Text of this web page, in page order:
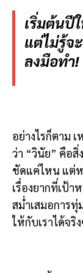
เริ่มต้นปี
แต่ไม่รู้จ
ลงมือทำ!
อย่างไรก็ตาม
ว่า “วินัย” คือ
ชัดแค่ไหน แต่ห
เรื่องยากที่เป้า
สม่ำเสมอการ
ให้กับเราได้จริ